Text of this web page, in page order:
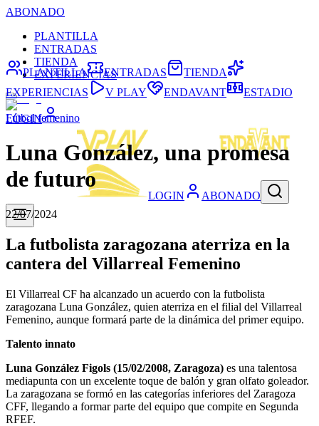
ABONADO
PLANTILLA
ENTRADAS
TIENDA
EXPERIENCIAS
LOGIN
LOGIN ABONADO
PLANTILLA ENTRADAS
TIENDA
EXPERIENCIAS
V PLAY ENDAVANT ESTADIO
Fútbol femenino
Luna González, una promesa
de futuro
22/07/2024
La futbolista zaragozana aterriza en la
cantera del Villarreal Femenino
El Villarreal CF ha alcanzado un acuerdo con la futbolista
zaragozana Luna González, quien aterriza en el filial del Villarreal
Femenino, aunque formará parte de la dinámica del primer equipo.
Talento innato
Luna González Figols (15/02/2008, Zaragoza) es una talentosa
mediapunta con un excelente toque de balón y gran olfato goleador.
La zaragozana se formó en las categorías inferiores del Zaragoza
CFF, llegando a formar parte del equipo que compite en Segunda
RFEF.